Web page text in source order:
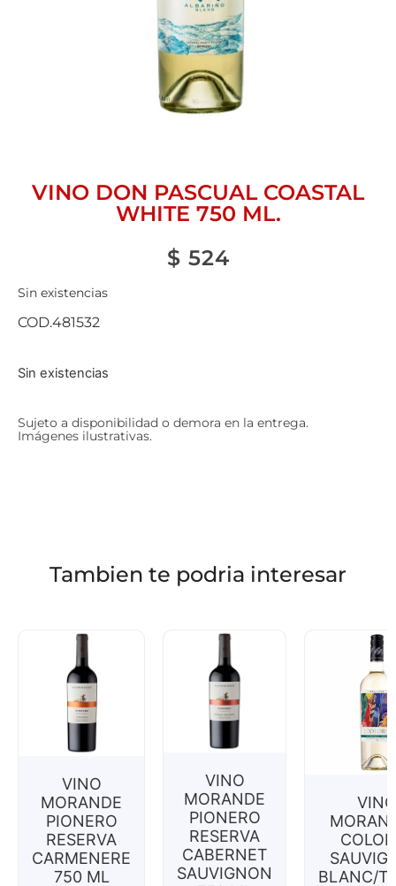
VINO DON PASCUAL COASTAL
WHITE 750 ML.
$ 524
Sin existencias
COD.481532
Sin existencias
Sujeto a disponibilidad o demora en la entrega.
Imágenes ilustrativas.
Tambien te podria interesar
VINO
MORANDE
PIONERO
RESERVA
CARMENERE
750 ML
VINO
MORANDE
PIONERO
RESERVA
CABERNET
SAUVIGNON
VINO
BLANC/